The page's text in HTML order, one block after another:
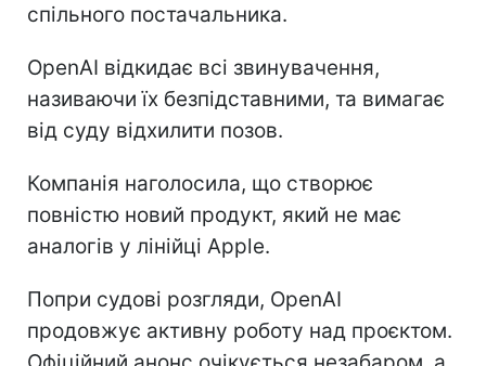
спільного постачальника.
OpenAI відкидає всі звинувачення,
називаючи їх безпідставними, та вимагає
від суду відхилити позов.
Компанія наголосила, що створює
повністю новий продукт, який не має
аналогів у лінійці Apple.
Попри судові розгляди, OpenAI
продовжує активну роботу над проєктом.